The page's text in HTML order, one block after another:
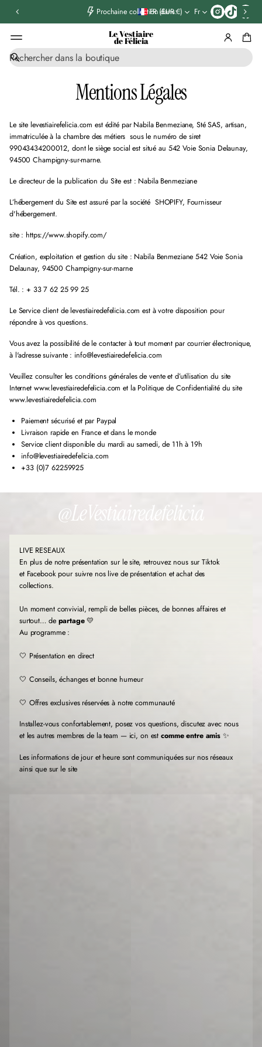
Prochaine collection dans:
t
o
k
FR (EUR €) Fr
Le Vestiaire
de Félicia
R
c
h
e
Mentions Légales
Le site levestiairefelicia.com est édité par Nabila Benmeziane, Sté SAS, artisan,
immatriculée à la chambre des métiers sous le numéro de siret
99043434200012, dont le siège social est situé au 542 Voie Sonia Delaunay,
94500 Champigny-sur-marne.
Le directeur de la publication du Site est : Nabila Benmeziane
L’hébergement du Site est assuré par la société SHOPIFY, Fournisseur
d'hébergement.
site : https://www.shopify.com/
Création, exploitation et gestion du site : Nabila Benmeziane 542 Voie Sonia
Delaunay, 94500 Champigny-sur-marne
Tél. : + 33 7 62 25 99 25
Le Service client de levestiairedefelicia.com est à votre disposition pour
répondre à vos questions.
Vous avez la possibilité de le contacter à tout moment par courrier électronique,
à l'adresse suivante : info@levestiairedefelicia.com
Veuillez consulter les conditions générales de vente et d’utilisation du site
Internet www.levestiairedefelicia.com et la Politique de Confidentialité du site
www.levestiairedefelicia.com
Paiement sécurisé et par Paypal
Livraison rapide en France et dans le monde
Service client disponible du mardi au samedi, de 11h à 19h
info@levestiairedefelicia.com
+33 (0)7 62259925
@LeVestiairedefelicia
LIVE RESEAUX
En plus de notre présentation sur le site, retrouvez nous sur Tiktok
et Facebook pour suivre nos live de présentation et achat des
collections.
Un moment convivial, rempli de belles pièces, de bonnes affaires et
surtout… de partage💛
Au programme :
🤍 Présentation en direct
🤍 Conseils, échanges et bonne humeur
🤍 Offres exclusives réservées à notre communauté
Installez-vous confortablement, posez vos questions, discutez avec nous
et les autres membres de la team — ici, on estcomme entre amis ✨
Les informations de jour et heure sont communiquées sur nos réseaux
ainsi que sur le site